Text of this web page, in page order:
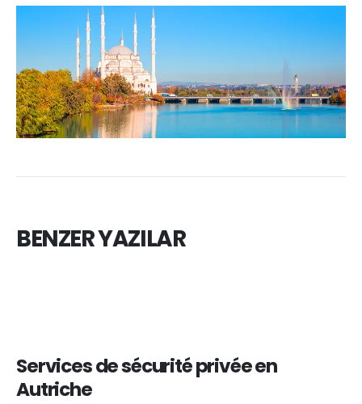
BENZER YAZILAR
Services de sécurité privée en
Autriche